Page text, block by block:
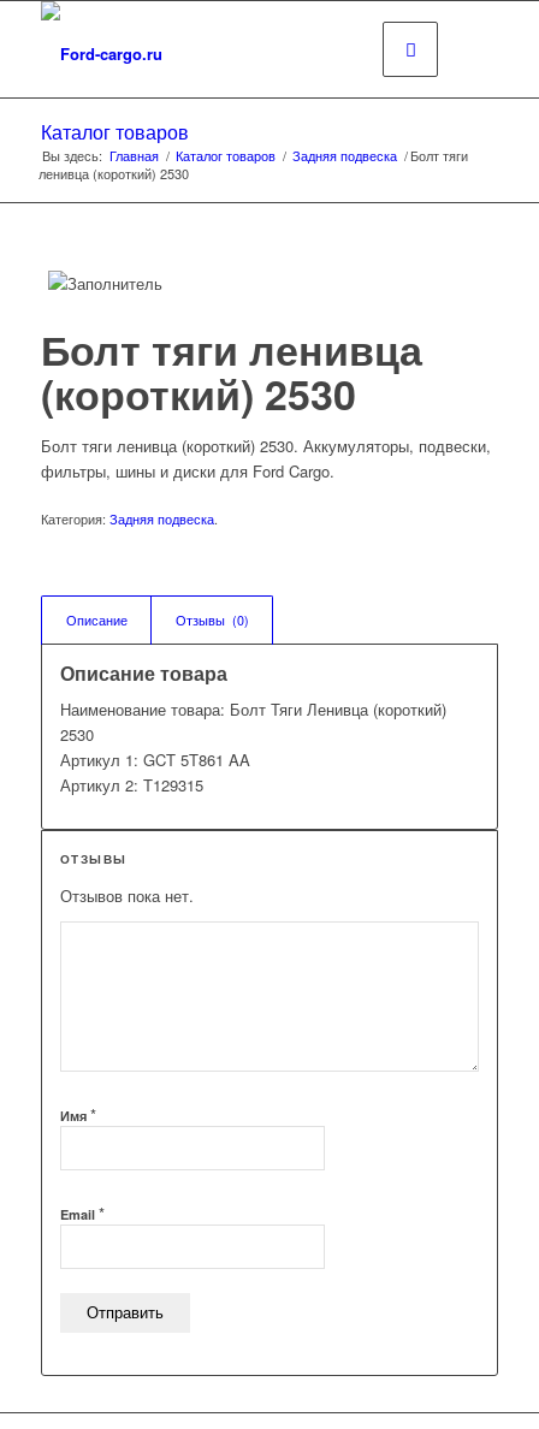
Каталог товаров
Вы здесь: Главная / Каталог товаров / Задняя подвеска / Болт тяги
ленивца (короткий) 2530
Болт тяги ленивца
(короткий) 2530
Болт тяги ленивца (короткий) 2530. Аккумуляторы, подвески,
фильтры, шины и диски для Ford Cargo.
Категория: Задняя подвеска.
Описание Отзывы  (0)
Описание товара
Наименование товара: Болт Тяги Ленивца (короткий)
2530
Артикул 1: GCT 5T861 AA
Артикул 2: T129315
ОТЗЫВЫ
Отзывов пока нет.
Имя *
Email *